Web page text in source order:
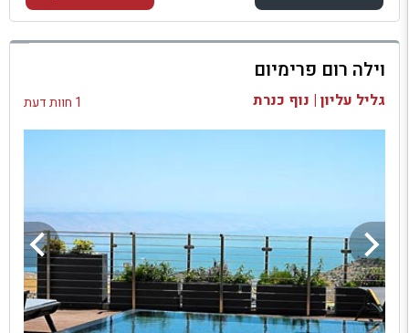
למתחם זה
בדיקת זמינות ומחירים
וילה רום פרימיום
גליל עליון | נוף כנרת 1 חוות דעת